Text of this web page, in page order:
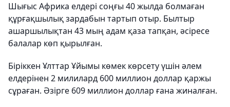
Шығыс Африка елдері соңғы 40 жылда болмаған
құрғақшылық зардабын тартып отыр. Былтыр
ашаршылықтан 43 мың адам қаза тапқан, әсіресе
балалар көп қырылған.
Біріккен Ұлттар Ұйымы көмек көрсету үшін әлем
елдерінен 2 милилард 600 миллион доллар қаржы
сұраған. Әзірге 609 миллион доллар ғана жиналған.